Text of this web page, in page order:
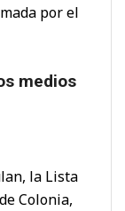
por el
medios
la Lista
Colonia,